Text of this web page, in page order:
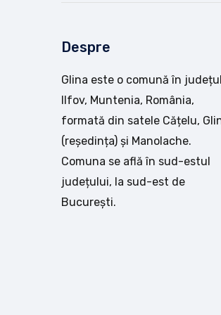
Despre
Glina este o comună în județul
Ilfov, Muntenia, România,
formată din satele Cățelu,
(reședința) și Manolache.
Comuna se află în sud-estul
județului, la sud-est de
București.